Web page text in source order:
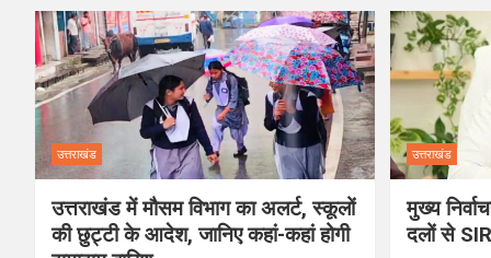
उत्तराखंड
उत्तराखंड में मौसम विभाग का अलर्ट, स्कूलों
की छुट्टी के आदेश, जानिए कहां-कहां होगी
उत्तराखंड
मुख्य
दलों से